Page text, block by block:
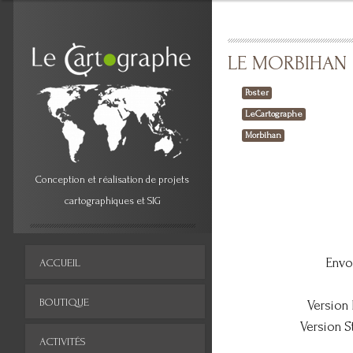
LE MORBIHAN
Poster
LeCartographe
Morbihan
Version
Version
Conception et réalisation de projets
cartographiques et SIG
ACCUEIL
BOUTIQUE
ACTIVITÉS